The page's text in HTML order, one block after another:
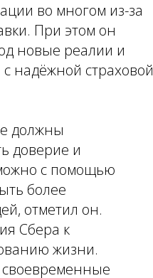
во многом из-за
При этом он
новые реалии и
надёжной страховой
должны
доверие и
с помощью
более
отметил он.
Сбера к
жизни.